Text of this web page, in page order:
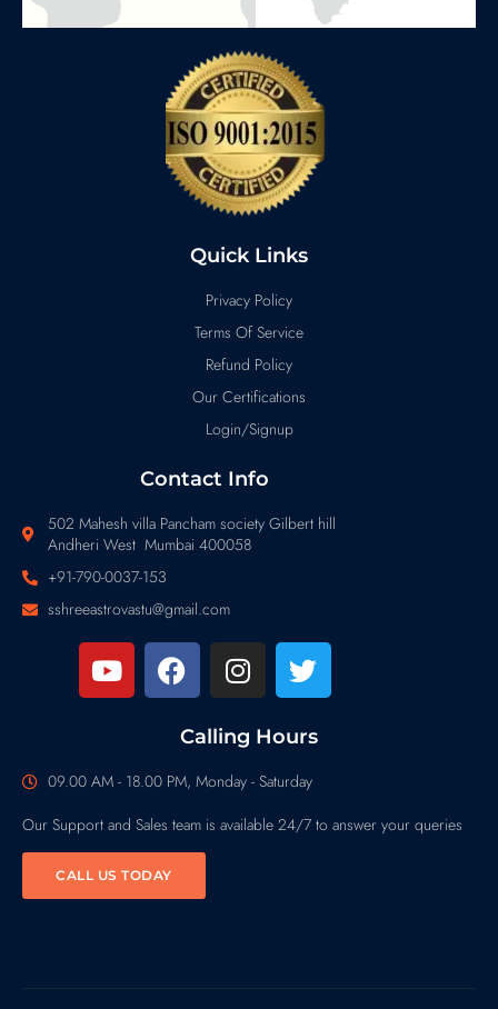
Quick Links
Privacy Policy
Terms Of Service
Refund Policy
Our Certifications
Login/Signup
Contact Info
502 Mahesh villa Pancham society Gilbert hill
Andheri West Mumbai 400058
+91-790-0037-153
sshreeastrovastu@gmail.com
Calling Hours
09.00 AM - 18.00 PM, Monday - Saturday
Our Support and Sales team is available 24/7 to answer your queries
CALL US TODAY